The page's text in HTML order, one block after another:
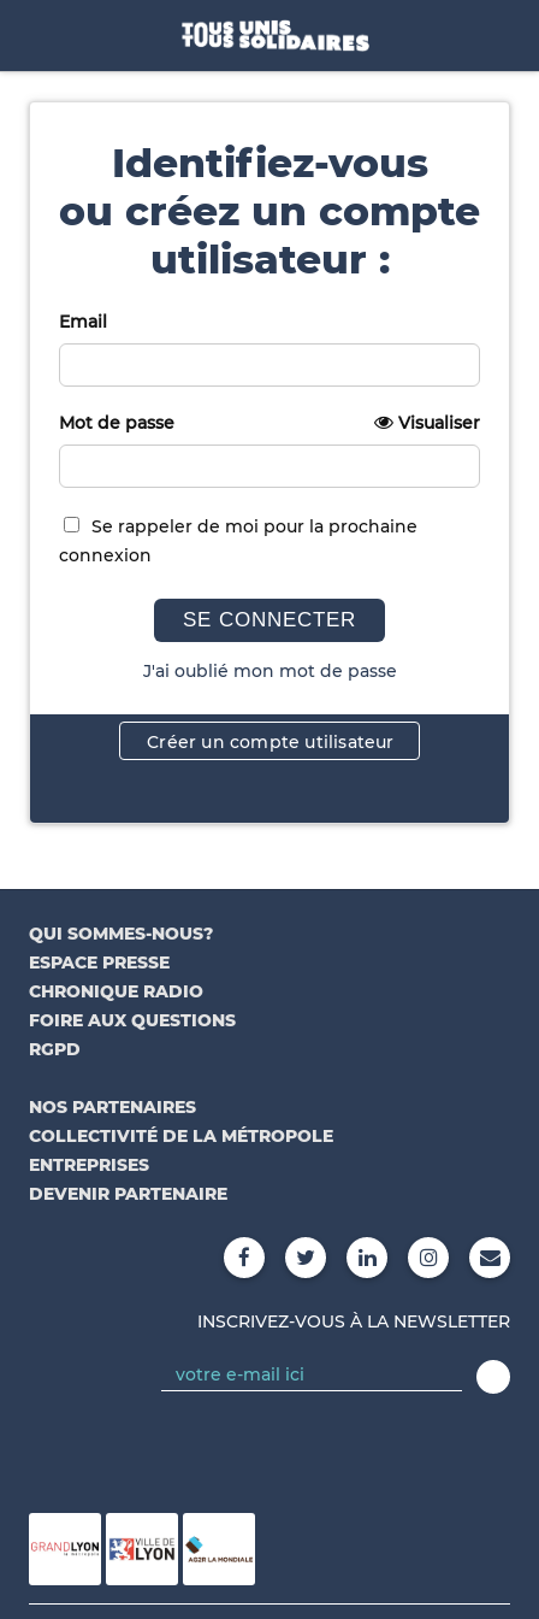
Identifiez-vous
ou créez un compte
utilisateur :
Email
Mot de passe Visualiser
Se rappeler de moi pour la prochaine
connexion
SE CONNECTER
J'ai oublié mon mot de passe
Créer un compte utilisateur
QUI SOMMES-NOUS?
ESPACE PRESSE
CHRONIQUE RADIO
FOIRE AUX QUESTIONS
RGPD
NOS PARTENAIRES
COLLECTIVITÉ DE LA MÉTROPOLE
ENTREPRISES
DEVENIR PARTENAIRE
INSCRIVEZ-VOUS À LA NEWSLETTER